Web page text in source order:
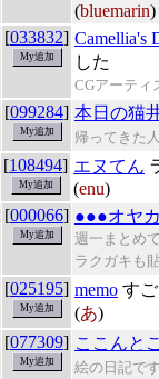
(bluemarin)
[033832] Camellia's
した
CGアーティ
[099284] 本日の猫
帰ってきた
[108494] エヌてん
(enu)
[000066] ●●●オヤ
週一まとめ
ラクガキも
[025195] memo す
(あ)
[077309] ここんと
絵の日記で